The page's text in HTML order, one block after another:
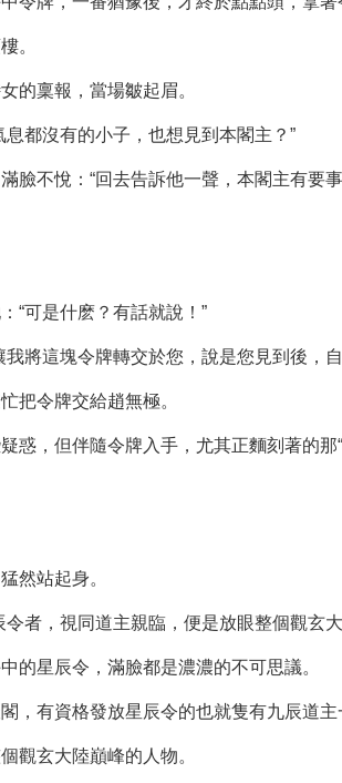
。
的稟報，當場皺起眉。
息都沒有的小子，也想見到本閣主？”
臉不悅：“回去告訴他一聲，本閣主有要
“可是什麽？有話就說！”
我將這塊令牌轉交於您，說是您見到後，
把令牌交給趙無極。
惑，但伴隨令牌入手，尤其正麵刻著的那“
然站起身。
令者，視同道主親臨，便是放眼整個觀玄
的星辰令，滿臉都是濃濃的不可思議。
，有資格發放星辰令的也就隻有九辰道主
觀玄大陸巔峰的人物。